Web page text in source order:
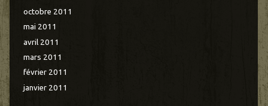
octobre 2011
mai 2011
avril 2011
mars 2011
février 2011
janvier 2011